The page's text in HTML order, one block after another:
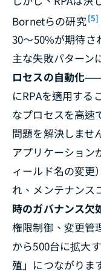
Bornetらの研究[5]
30〜50%が期待さ
主な失敗パターン
ロセスの自動化——
にRPAを適用する
なプロセスを高速
問題を解決しませ
アプリケーション
ィールド名の変更
れ、メンテナンス
時のガバナンス欠
権限制御、変更管
から500台に拡大
殖」につながりま